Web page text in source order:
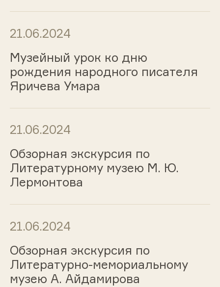
21.06.2024
Музейный урок ко дню
рождения народного писателя
Яричева Умара
21.06.2024
Обзорная экскурсия по
Литературному музею М. Ю.
Лермонтова
21.06.2024
Обзорная экскурсия по
Литературно-мемориальному
музею А. Айдамирова